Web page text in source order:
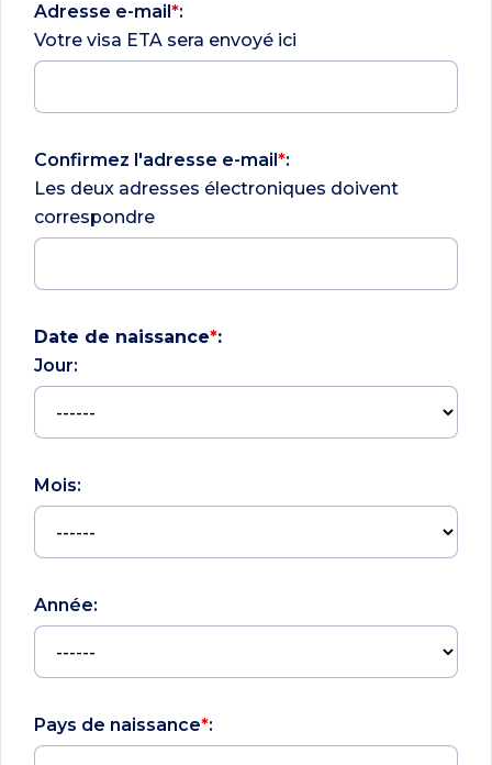
Adresse e-mail*:
Votre visa ETA sera envoyé ici
Confirmez l'adresse e-mail*:
Les deux adresses électroniques doivent
correspondre
Date de naissance*:
Jour:
Mois:
Année:
Pays de naissance*: